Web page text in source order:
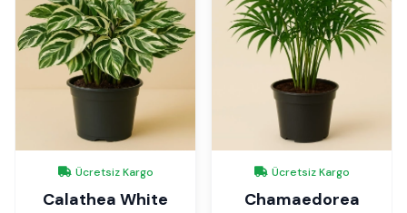
Ücretsiz Kargo
Calathea White
Ücretsiz Kargo
Chamaedorea